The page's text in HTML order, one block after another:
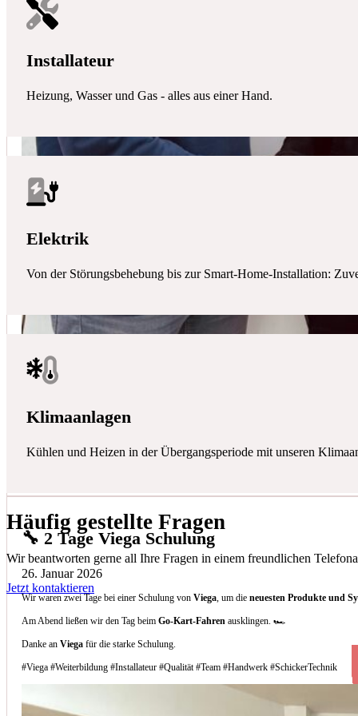
🔧 2 Tage Viega Schulung
26. Januar 2026
Wir waren zwei Tage bei einer Schulung vonViega, um dieneuesten Produkte und
Am Abend ließen wir den Tag beimGo-Kart-Fahren ausklingen. 🏎️
Danke anViega für die starke Schulung.
#Viega #Weiterbildung #Installateur #Qualität #Team #Handwerk #SchickerTechnik
Installateur
Heizung, Wasser und Gas - alles aus einer Hand.
Elektrik
Von der Störungsbehebung bis zur Smart-Home-Installation:
Klimaanlagen
Kühlen und Heizen in der Übergangsperiode mit unseren
Häufig gestellte Fragen
Wir beantworten gerne all Ihre Fragen in einem freundlichen
Jetzt kontaktieren
Welche Arten von Klimaanlagen installieren